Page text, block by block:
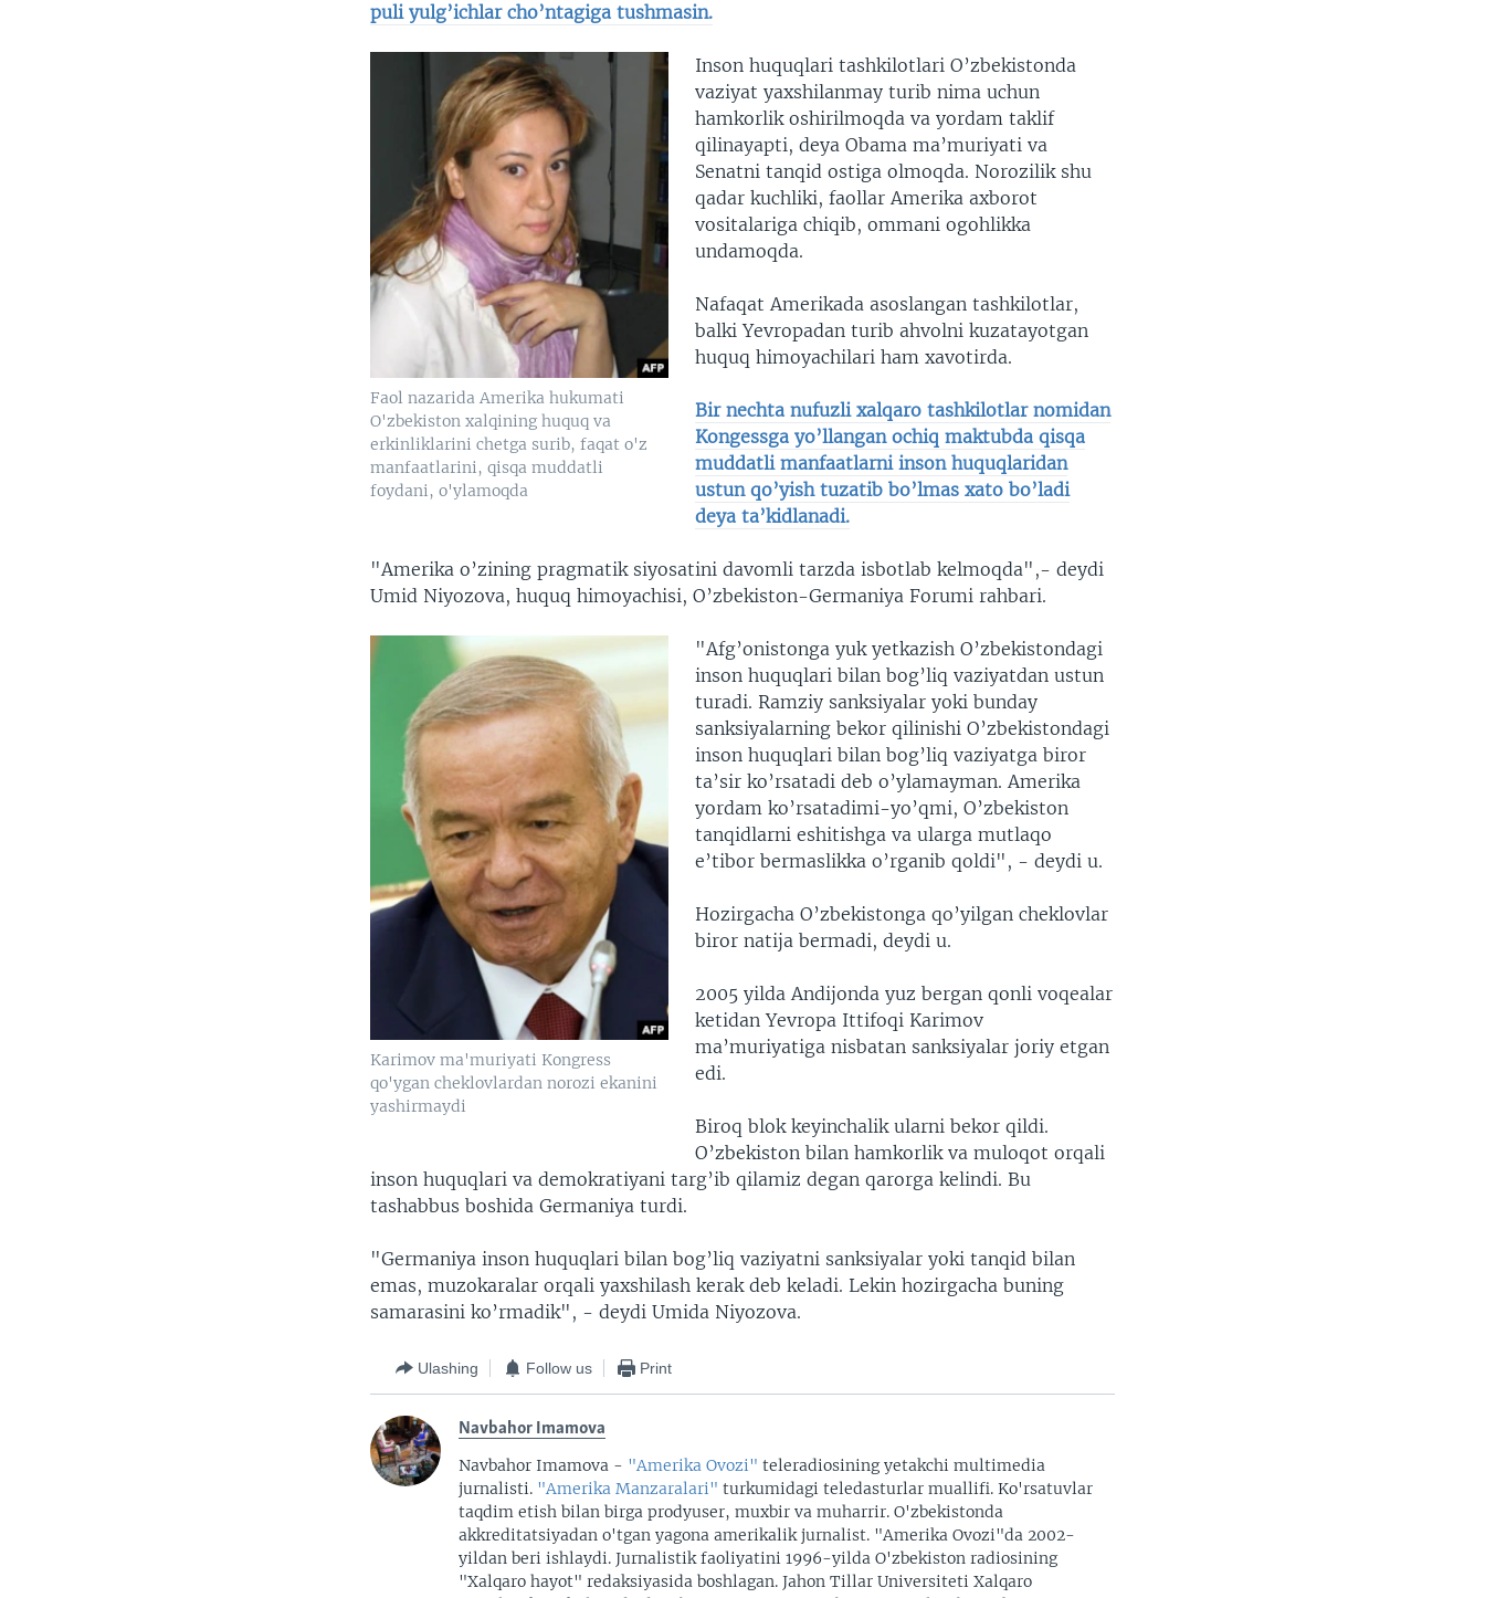
puli yulg’ichlar cho’ntagiga tushmasin.
Faol nazarida Amerika hukumati
O'zbekiston xalqining huquq va
erkinliklarini chetga surib, faqat o'z
manfaatlarini, qisqa muddatli
foydani, o'ylamoqda
Inson huquqlari tashkilotlari O’zbekistonda
vaziyat yaxshilanmay turib nima uchun
hamkorlik oshirilmoqda va yordam taklif
qilinayapti, deya Obama ma’muriyati va
Senatni tanqid ostiga olmoqda. Norozilik shu
qadar kuchliki, faollar Amerika axborot
vositalariga chiqib, ommani ogohlikka
undamoqda.
Nafaqat Amerikada asoslangan tashkilotlar,
balki Yevropadan turib ahvolni kuzatayotgan
huquq himoyachilari ham xavotirda.
Bir nechta nufuzli xalqaro tashkilotlar nomidan
Kongessga yo’llangan ochiq maktubda qisqa
muddatli manfaatlarni inson huquqlaridan
ustun qo’yish tuzatib bo’lmas xato bo’ladi
deya ta’kidlanadi.
"Amerika o’zining pragmatik siyosatini davomli tarzda isbotlab kelmoqda",- deydi
Umid Niyozova, huquq himoyachisi, O’zbekiston-Germaniya Forumi rahbari.
Karimov ma'muriyati Kongress
qo'ygan cheklovlardan norozi ekanini
yashirmaydi
"Afg’onistonga yuk yetkazish O’zbekistondagi
inson huquqlari bilan bog’liq vaziyatdan ustun
turadi. Ramziy sanksiyalar yoki bunday
sanksiyalarning bekor qilinishi O’zbekistondagi
inson huquqlari bilan bog’liq vaziyatga biror
ta’sir ko’rsatadi deb o’ylamayman. Amerika
yordam ko’rsatadimi-yo’qmi, O’zbekiston
tanqidlarni eshitishga va ularga mutlaqo
e’tibor bermaslikka o’rganib qoldi", - deydi u.
Hozirgacha O’zbekistonga qo’yilgan cheklovlar
biror natija bermadi, deydi u.
2005 yilda Andijonda yuz bergan qonli voqealar
ketidan Yevropa Ittifoqi Karimov
ma’muriyatiga nisbatan sanksiyalar joriy etgan
edi.
Biroq blok keyinchalik ularni bekor qildi.
O’zbekiston bilan hamkorlik va muloqot orqali
inson huquqlari va demokratiyani targ’ib qilamiz degan qarorga kelindi. Bu
tashabbus boshida Germaniya turdi.
"Germaniya inson huquqlari bilan bog’liq vaziyatni sanksiyalar yoki tanqid bilan
emas, muzokaralar orqali yaxshilash kerak deb keladi. Lekin hozirgacha buning
samarasini ko’rmadik", - deydi Umida Niyozova.
Ulashing Follow us Print
Navbahor Imamova
Navbahor Imamova - "Amerika Ovozi" teleradiosining yetakchi multimedia
jurnalisti. "Amerika Manzaralari"turkumidagi teledasturlar muallifi. Ko'rsatuvlar
taqdim etish bilan birga prodyuser, muxbir va muharrir. O'zbekistonda
akkreditatsiyadan o'tgan yagona amerikalik jurnalist. "Amerika Ovozi"da 2002-
yildan beri ishlaydi. Jurnalistik faoliyatini 1996-yilda O'zbekiston radiosining
"Xalqaro hayot" redaksiyasida boshlagan. Jahon Tillar Universiteti Xalqaro